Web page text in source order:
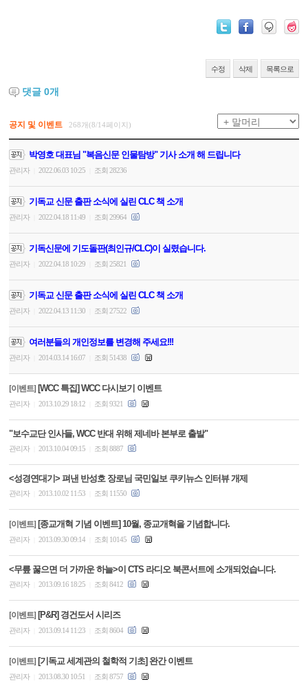
수정 삭제 목록으로
댓글0개
공지 및 이벤트 268개(8/14페이지)
박영호 대표님 "복음신문 인물탐방" 기사 소개 해 드립니다
관리자 2022.06.03 10:25 조회 28236
기독교 신문 출판 소식에 실린 CLC 책 소개
관리자 2022.04.18 11:49 조회 29964
기독신문에 기도돌판(최인규/CLC)이 실렸습니다.
관리자 2022.04.18 10:29 조회 25821
기독교 신문 출판 소식에 실린 CLC 책 소개
관리자 2022.04.13 11:30 조회 27522
여러분들의 개인정보를 변경해 주세요!!!
관리자 2014.03.14 16:07 조회 51438
[이벤트] [WCC 특집] WCC 다시보기 이벤트
관리자 2013.10.29 18:12 조회 9321
"보수교단 인사들, WCC 반대 위해 제네바 본부로 출발"
관리자 2013.10.04 09:15 조회 8887
<성경연대기> 펴낸 반성호 장로님 국민일보 쿠키뉴스 인터뷰 개제
관리자 2013.10.02 11:53 조회 11550
[이벤트] [종교개혁 기념 이벤트] 10월, 종교개혁을 기념합니다.
관리자 2013.09.30 09:14 조회 10145
<무릎 꿇으면 더 가까운 하늘>이 CTS 라디오 북콘서트에 소개되었습니다.
관리자 2013.09.16 18:25 조회 8412
[이벤트] [P&R] 경건도서 시리즈
관리자 2013.09.14 11:23 조회 8604
[이벤트] [기독교 세계관의 철학적 기초] 완간 이벤트
관리자 2013.08.30 10:51 조회 8757